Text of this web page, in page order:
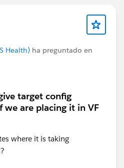
Health) ha preguntado en
target config
we are placing it in VF
where it is taking